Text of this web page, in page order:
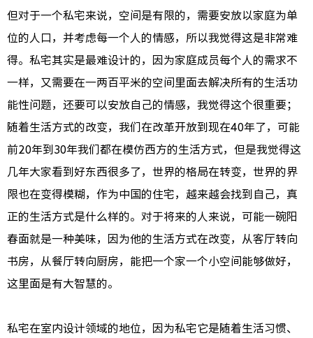
但对于一个私宅来说，空间是有限的，需要安放以家庭为单
位的人口，并考虑每一个人的情感，所以我觉得这是非常难
得。私宅其实是最难设计的，因为家庭成员每个人的需求不
一样，又需要在一两百平米的空间里面去解决所有的生活功
能性问题，还要可以安放自己的情感，我觉得这个很重要；
随着生活方式的改变，我们在改革开放到现在40年了，可能
前20年到30年我们都在模仿西方的生活方式，但是我觉得这
几年大家看到好东西很多了，世界的格局在转变，世界的界
限也在变得模糊，作为中国的住宅，越来越会找到自己，真
正的生活方式是什么样的。对于将来的人来说，可能一碗阳
春面就是一种美味，因为他的生活方式在改变，从客厅转向
书房，从餐厅转向厨房，能把一个家一个小空间能够做好，
这里面是有大智慧的。
私宅在室内设计领域的地位，因为私宅它是随着生活习惯、